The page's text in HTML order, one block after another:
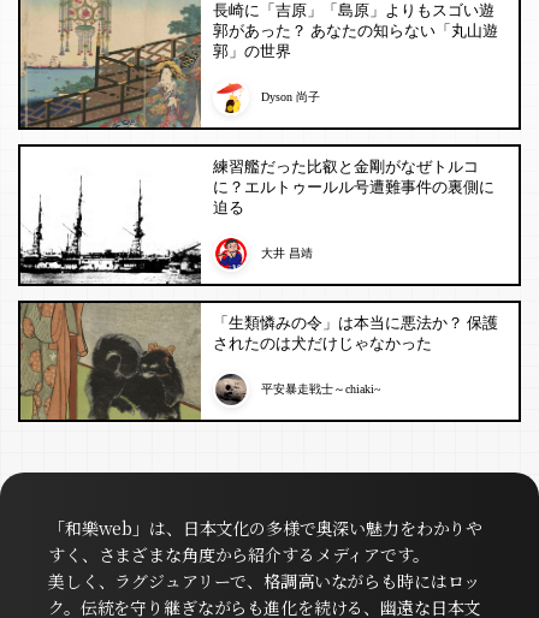
長崎に「吉原」「島原」よりもスゴい遊
郭があった？ あなたの知らない「丸山遊
郭」の世界
Dyson 尚子
練習艦だった比叡と金剛がなぜトルコ
に？エルトゥールル号遭難事件の裏側に
迫る
大井 昌靖
「生類憐みの令」は本当に悪法か？ 保護
されたのは犬だけじゃなかった
平安暴走戦士～chiaki~
「和樂web」は、日本文化の多様で奥深い魅力をわかりや
すく、さまざまな角度から紹介するメディアです。
美しく、ラグジュアリーで、格調高いながらも時にはロッ
ク。伝統を守り継ぎながらも進化を続ける、幽遠な日本文